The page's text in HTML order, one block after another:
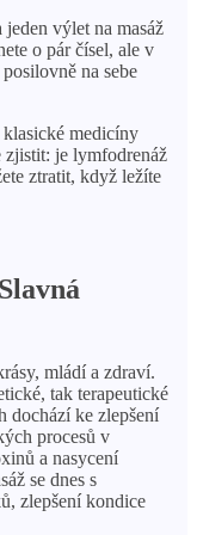
výlet na masáž
o pár čísel, ale v
na sebe
medicíny
zjistit: je lymfodrenáž
ztratit, když ležíte
mládí a zdraví.
tak terapeutické
dochází ke zlepšení
procesů v
a nasycení
se dnes s
zlepšení kondice